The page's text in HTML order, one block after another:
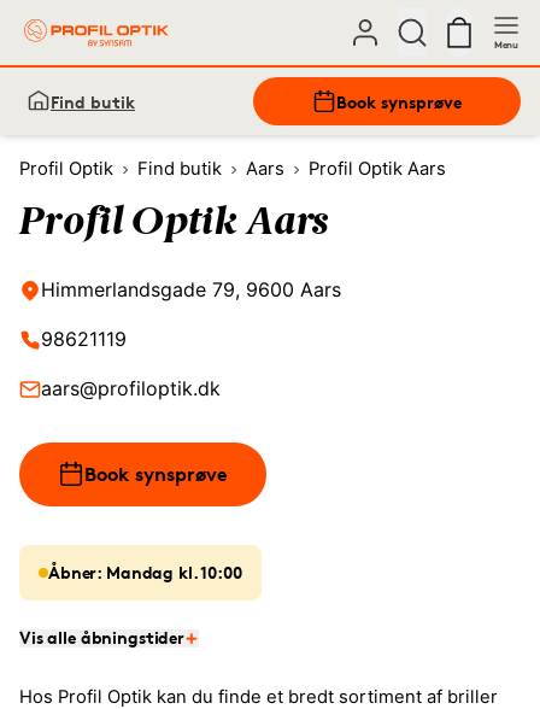
Menu
Find butik Book synsprøve
Profil Optik Find butik Aars Profil Optik Aars
Profil Optik Aars
Himmerlandsgade 79, 9600 Aars
98621119
aars@profiloptik.dk
Book synsprøve
Åbner: Mandag kl. 10:00
Vis alle åbningstider
Hos Profil Optik kan du finde et bredt sortiment af briller